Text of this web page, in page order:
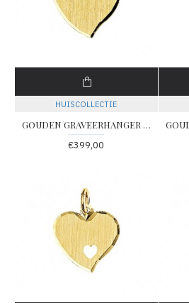
HUISCOLLECTIE
GOUDEN GRAVEERHANGER HART GEDIAMANTEERD 15X14MM - 78095 - 4018345
€399,00